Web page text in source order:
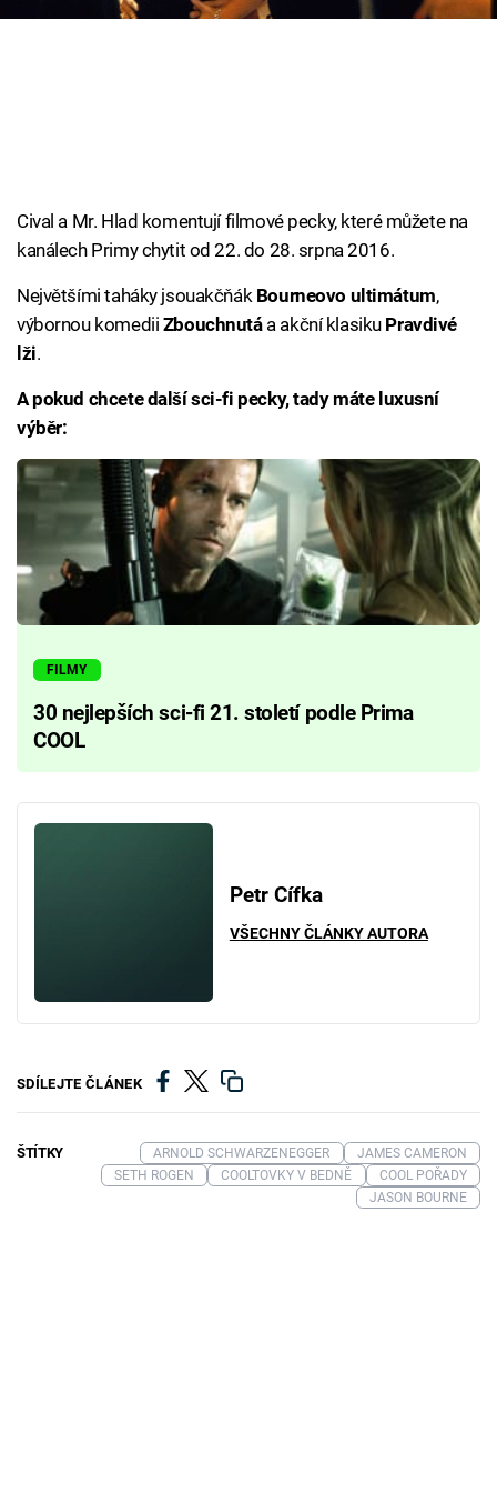
Cool Esport
Přihlášení
Sledujte nás
Cival a Mr. Hlad komentují filmové pecky, které můžete na
kanálech Primy chytit od 22. do 28. srpna 2016.
Největšími taháky jsouakčňák Bourneovo ultimátum,
výbornou komedii Zbouchnutáa akční klasiku Pravdivé
lži.
A pokud chcete další sci-fi pecky, tady máte luxusní
výběr:
FILMY
30 nejlepších sci-fi 21. století podle Prima
COOL
Petr Cífka
VŠECHNY ČLÁNKY AUTORA
SDÍLEJTE ČLÁNEK
ŠTÍTKY ARNOLD SCHWARZENEGGER
JAMES CAMERON
SETH ROGEN
COOLTOVKY V BEDNĚ
COOL POŘADY
JASON BOURNE